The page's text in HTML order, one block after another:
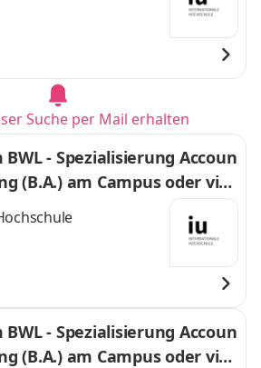
Suche per Mail erhalten
- Spezialisierung Accoun
(B.A.) am Campus oder virt
- Spezialisierung Accoun
(B.A.) am Campus oder virt